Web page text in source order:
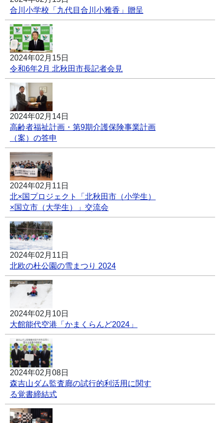
合川小学校「九代目合川小雅香」贈呈
2024年02月15日
令和6年2月 北秋田市長記者会見
2024年02月14日
高齢者福祉計画・第9期介護保険事業計画
（案）の答申
2024年02月11日
北×国プロジェクト「北秋田市（小学生）
×国立市（大学生）」交流会
2024年02月11日
北欧の杜公園の雪まつり 2024
2024年02月10日
大館能代空港「かまくらんど2024」
2024年02月08日
森吉山ダム監査廊の試行的利活用に関す
る覚書締結式